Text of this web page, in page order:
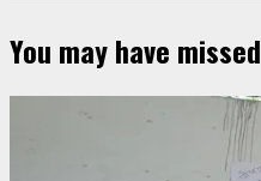
You may have missed